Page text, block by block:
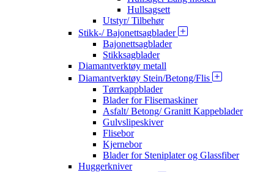
Hullsagsett
Utstyr/ Tilbehør
Stikk-/ Bajonettsagblader
Bajonettsagblader
Stikksagblader
Diamantverktøy metall
Diamantverktøy Stein/Betong/Flis
Tørrkappblader
Blader for Flisemaskiner
Asfalt/ Betong/ Granitt Kappeblader
Gulvslipeskiver
Flisebor
Kjernebor
Blader for Steniplater og Glassfiber
Huggerkniver